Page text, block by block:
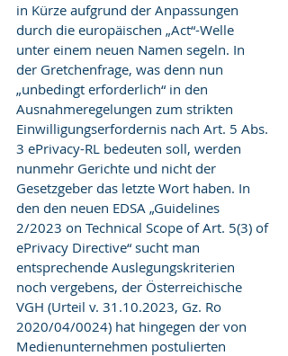
in Kürze aufgrund der Anpassungen
durch die europäischen „Act“-Welle
unter einem neuen Namen segeln. In
der Gretchenfrage, was denn nun
„unbedingt erforderlich“ in den
Ausnahmeregelungen zum strikten
Einwilligungserfordernis nach Art. 5 Abs.
3 ePrivacy-RL bedeuten soll, werden
nunmehr Gerichte und nicht der
Gesetzgeber das letzte Wort haben. In
den den neuen EDSA „Guidelines
2/2023 on Technical Scope of Art. 5(3) of
ePrivacy Directive“ sucht man
entsprechende Auslegungskriterien
noch vergebens, der Österreichische
VGH (Urteil v. 31.10.2023, Gz. Ro
2020/04/0024) hat hingegen der von
Medienunternehmen postulierten